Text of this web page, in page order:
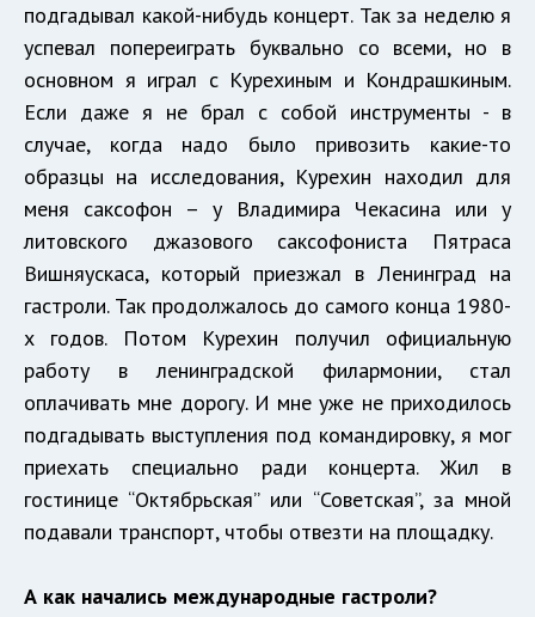
подгадывал какой-нибудь концерт. Так за неделю я
успевал попереиграть буквально со всеми, но в
основном я играл с Курехиным и Кондрашкиным.
Если даже я не брал с собой инструменты - в
случае, когда надо было привозить какие-то
образцы на исследования, Курехин находил для
меня саксофон – у Владимира Чекасина или у
литовского джазового саксофониста Пятраса
Вишняускаса, который приезжал в Ленинград на
гастроли. Так продолжалось до самого конца 1980-
х годов. Потом Курехин получил официальную
работу в ленинградской филармонии, стал
оплачивать мне дорогу. И мне уже не приходилось
подгадывать выступления под командировку, я мог
приехать специально ради концерта. Жил в
гостинице “Октябрьская” или “Советская”, за мной
подавали транспорт, чтобы отвезти на площадку.
А как начались международные гастроли?